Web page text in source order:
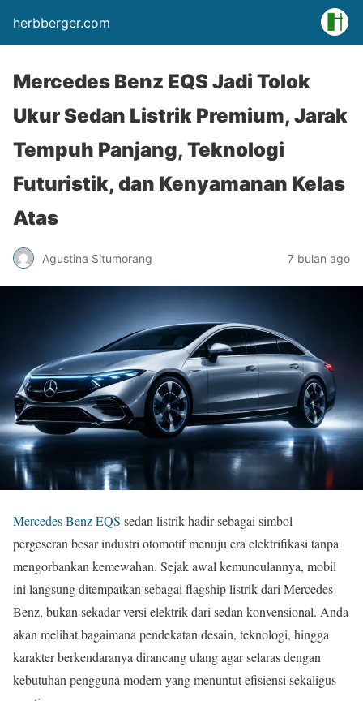
herbberger.com
Mercedes Benz EQS Jadi Tolok
Ukur Sedan Listrik Premium, Jarak
Tempuh Panjang, Teknologi
Futuristik, dan Kenyamanan Kelas
Atas
Agustina Situmorang 7 bulan ago
Mercedes Benz EQS sedan listrik hadir sebagai simbol
pergeseran besar industri otomotif menuju era elektrifikasi tanpa
mengorbankan kemewahan. Sejak awal kemunculannya, mobil
ini langsung ditempatkan sebagai flagship listrik dari Mercedes-
Benz, bukan sekadar versi elektrik dari sedan konvensional. Anda
akan melihat bagaimana pendekatan desain, teknologi, hingga
karakter berkendaranya dirancang ulang agar selaras dengan
kebutuhan pengguna modern yang menuntut efisiensi sekaligus